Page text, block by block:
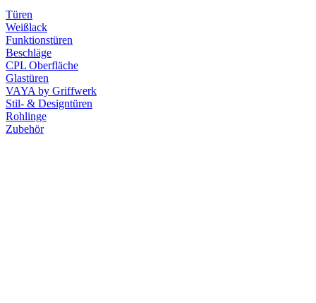
Türen
Weißlack
Funktionstüren
Beschläge
CPL Oberfläche
Glastüren
VAYA by Griffwerk
Stil- & Designtüren
Rohlinge
Zubehör